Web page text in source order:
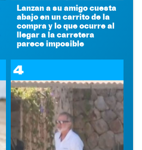
Lanzan a su amigo cuesta
abajo en un carrito de la
compra y lo que ocurre al
llegar a la carretera
parece imposible
4